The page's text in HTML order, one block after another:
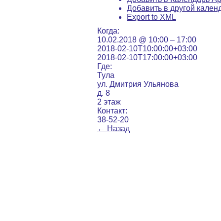
Добавить в другой
Export to XML
Когда:
10.02.2018 @ 10:00 – 17:00
2018-02-10T10:00:00+03:00
2018-02-10T17:00:00+03:00
Где:
Тула
ул. Дмитрия Ульянова
д. 8
2 этаж
Контакт:
38-52-20
← Назад